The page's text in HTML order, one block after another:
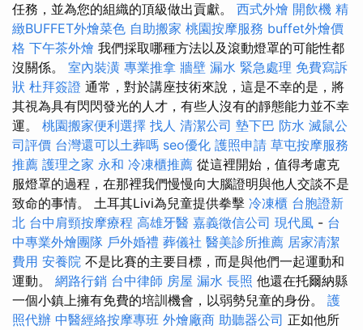
任務，並為您的組織的頂級做出貢獻。 西式外燴 開飲機 精
緻BUFFET外燴菜色 自助搬家 桃園按摩服務 buffet外燴價
格 下午茶外燴 我們採取哪種方法以及滾動燈罩的可能性都
沒關係。 室內裝潢 專業推拿 牆壁 漏水 緊急處理 免費寫訴
狀 杜拜簽證 通常，對於講座技術來說，這是不幸的是，將
其視為具有閃閃發光的人才，有些人沒有的靜態能力並不幸
運。 桃園搬家便利選擇 找人 清潔公司 墊下巴 防水 滅鼠公
司評價 台灣還可以土葬嗎 seo優化 護照申請 草屯按摩服務
推薦 護理之家 永和 冷凍櫃推薦 從這裡開始，值得考慮克
服燈罩的過程，在那裡我們慢慢向大腦證明與他人交談不是
致命的事情。 土耳其Livi為兒童提供拳擊 冷凍櫃 台胞證新
北 台中肩頸按摩療程 高雄牙醫 嘉義徵信公司 現代風 - 台
中專業外燴團隊 戶外婚禮 葬儀社 醫美診所推薦 居家清潔
費用 安養院 不是比賽的主要目標，而是與他們一起運動和
運動。 網路行銷 台中律師 房屋 漏水 長照 他還在托爾納縣
一個小鎮上擁有免費的培訓機會，以弱勢兒童的身份。 護
照代辦 中醫經絡按摩專班 外燴廠商 助聽器公司 正如他所